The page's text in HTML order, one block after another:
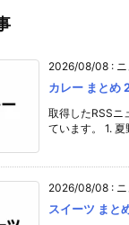
2026/08/08 :
カレー まと
取得したRSSニ
ています。 1.
2026/08/08 :
スイーツ ま